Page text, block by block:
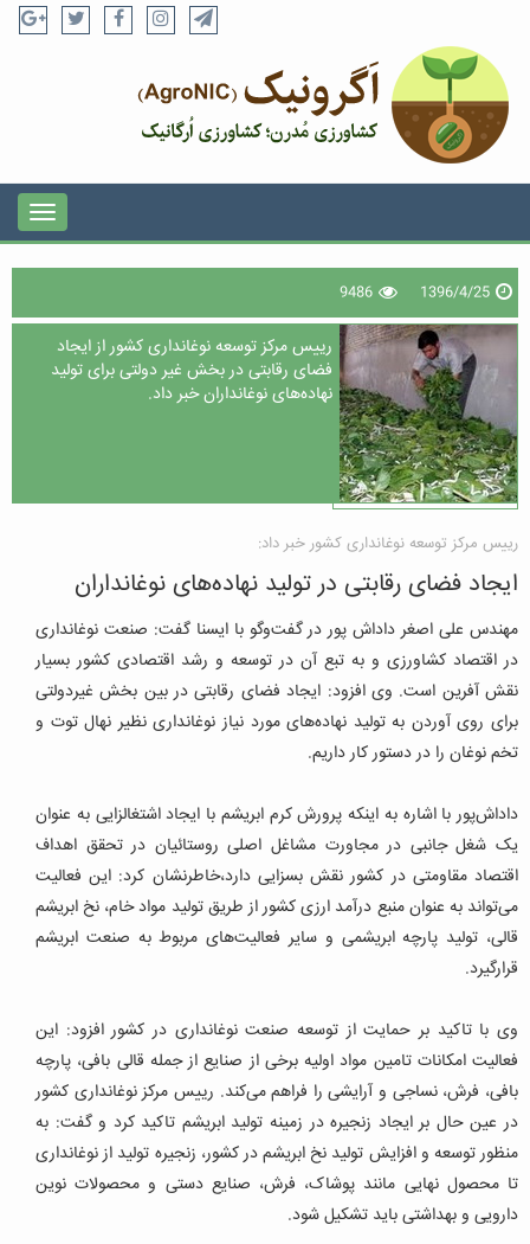
1396/4/25
9486
رییس مرکز توسعه نوغانداری کشور از ایجاد
فضای رقابتی در بخش غیر دولتی برای تولید
نهاده‌های نوغانداران خبر داد.
رییس مرکز توسعه نوغانداری کشور خبر داد:
ایجاد فضای رقابتی در تولید نهاده‌های نوغانداران
‌مهندس علی اصغر داداش پور در گفت‌و‌گو با ایسنا ‌گفت: صنعت نوغانداری
در اقتصاد کشاورزی و به تبع آن در توسعه و رشد اقتصادی کشور بسیار
نقش آفرین است. وی افزود: ایجاد فضای رقابتی در بین بخش غیردولتی
برای روی آوردن به تولید نهاده‌های مورد نیاز نوغانداری نظیر نهال توت و
تخم نوغان را در دستور کار داریم.
داداش‌پور با اشاره به اینکه پرورش کرم ابریشم با ایجاد اشتغالزایی به عنوان
یک شغل جانبی در مجاورت مشاغل اصلی روستائیان در تحقق اهداف
اقتصاد مقاومتی در کشور نقش بسزایی دارد،خاطرنشان کرد: این فعالیت
می‌تواند به عنوان منبع درآمد ارزی کشور از طریق تولید مواد خام، نخ ابریشم
قالی، تولید پارچه ابریشمی و سایر فعالیت‌های مربوط به صنعت ابریشم
قرارگیرد.
وی با تاکید بر حمایت از توسعه صنعت نوغانداری در کشور افزود: این
فعالیت امکانات تامین مواد اولیه برخی از صنایع از جمله قالی بافی، پارچه
بافی، فرش، نساجی و آرایشی را فراهم می‌کند. رییس مرکز نوغانداری کشور
در عین حال بر ایجاد زنجیره در زمینه تولید ابریشم تاکید کرد و گفت: به
منظور توسعه و افزایش تولید نخ ابریشم در کشور، زنجیره تولید از نوغانداری
تا محصول نهایی مانند پوشاک، فرش، صنایع دستی و محصولات نوین
دارویی و بهداشتی باید تشکیل شود.